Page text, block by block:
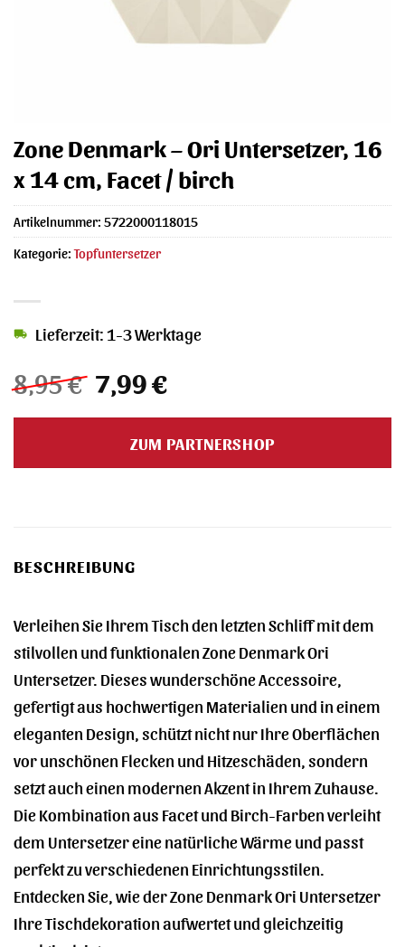
Zone Denmark – Ori Untersetzer, 16
x 14 cm, Facet / birch
8,95€ Ursprünglicher
Preis
war:
8,95 €
7,99€Aktueller
ist:
7,99 €.
Lieferzeit: 1-3 Werktage
ZUM PARTNERSHOP
Artikelnummer: 5722000118015
Kategorie:Topfuntersetzer
BESCHREIBUNG
Verleihen Sie Ihrem Tisch den letzten Schliff mit dem
stilvollen und funktionalen Zone Denmark Ori
Untersetzer. Dieses wunderschöne Accessoire,
gefertigt aus hochwertigen Materialien und in einem
eleganten Design, schützt nicht nur Ihre Oberflächen
vor unschönen Flecken und Hitzeschäden, sondern
setzt auch einen modernen Akzent in Ihrem Zuhause.
Die Kombination aus Facet und Birch-Farben verleiht
dem Untersetzer eine natürliche Wärme und passt
perfekt zu verschiedenen Einrichtungsstilen.
Entdecken Sie, wie der Zone Denmark Ori Untersetzer
Ihre Tischdekoration aufwertet und gleichzeitig